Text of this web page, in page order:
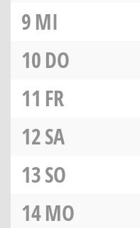
9MI
10DO
11 FR
12SA
13SO
14MO